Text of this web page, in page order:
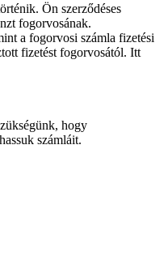
Ön szerződéses
fogorvosának.
a fogorvosi számla fizetési
fizetést fogorvosától. Itt
hogy
számláit.